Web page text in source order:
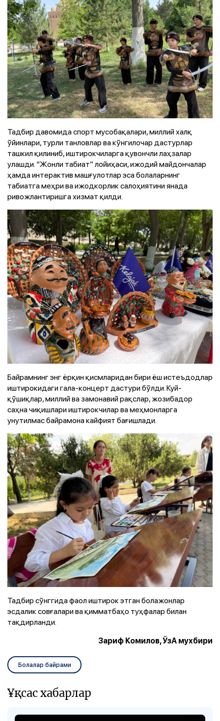
Тадбир давомида спорт мусобақалари, миллий халқ
ўйинлари, турли танловлар ва кўнгилочар дастурлар
ташкил қилиниб, иштирокчиларга қувончли лаҳзалар
улашди. “Жонли табиат” лойиҳаси, ижодий майдончалар
ҳамда интерактив машғулотлар эса болаларнинг
табиатга меҳри ва ижодкорлик салоҳиятини янада
ривожлантиришга хизмат қилди.
Байрамнинг энг ёрқин қисмларидан бири ёш истеъдодлар
иштирокидаги гала-концерт дастури бўлди. Куй-
қўшиқлар, миллий ва замонавий рақслар, жозибадор
саҳна чиқишлари иштирокчилар ва меҳмонларга
унутилмас байрамона кайфият бағишлади.
Тадбир сўнггида фаол иштирок этган болажонлар
эсдалик совғалари ва қимматбаҳо туҳфалар билан
тақдирланди.
Зариф Комилов, ЎзА мухбири
Болалар байрами
Ұқсас хабарлар